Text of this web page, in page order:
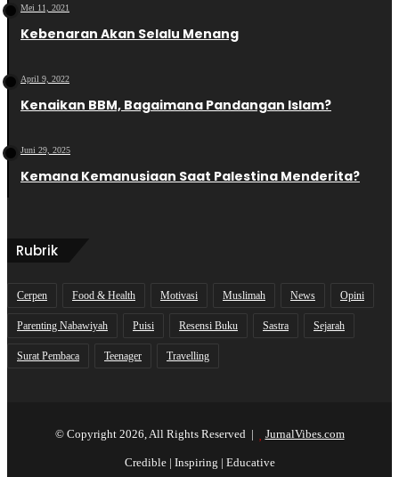
Mei 11, 2021
Kebenaran Akan Selalu Menang
April 9, 2022
Kenaikan BBM, Bagaimana Pandangan Islam?
Juni 29, 2025
Kemana Kemanusiaan Saat Palestina Menderita?
Rubrik
Cerpen Food & Health Motivasi Muslimah News Opini
Parenting Nabawiyah Puisi Resensi Buku Sastra Sejarah
Surat Pembaca Teenager Travelling
© Copyright 2026, All Rights Reserved | JurnalVibes.com
Credible | Inspiring | Educative